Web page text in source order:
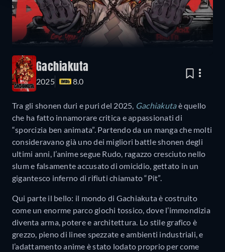
Gachiakuta
2025 8.0
Tra gli shonen duri e puri del 2025, Gachiakutaè quello
che ha fatto innamorare critica e appassionati di
“sporcizia ben animata”. Partendo da un manga che molti
consideravano già uno dei migliori battle shonen degli
ultimi anni, l’anime segue Rudo, ragazzo cresciuto nello
slum e falsamente accusato di omicidio, gettato in un
gigantesco inferno di rifiuti chiamato “Pit”.
Qui parte il bello: il mondo di Gachiakuta è costruito
come un enorme parco giochi tossico, dove l’immondizia
diventa arma, potere e architettura. Lo stile grafico è
grezzo, pieno di linee spezzate e ambienti industriali, e
l’adattamento anime è stato lodato proprio per come